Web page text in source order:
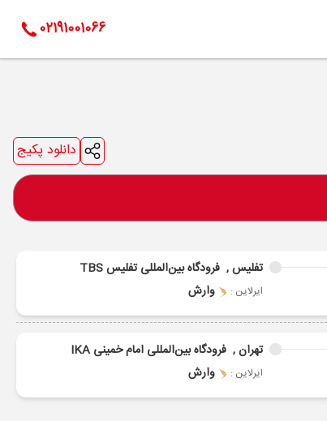
02191001066
دانلود پکیج
تفلیس , فرودگاه بین‌المللی تفلیس TBS
ایرلاین : وارش
تهران , فرودگاه بین‌المللی امام خمینی IKA
ایرلاین : وارش